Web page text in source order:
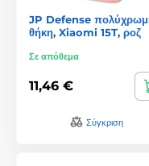
JP Defense
θήκη, Xiaomi 15T, ροζ
Σε απόθεμα
11,46 €
Σύγκριση